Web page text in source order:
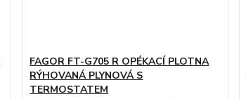
FAGOR FT-G705 R OPÉKACÍ PLOTNA
RÝHOVANÁ PLYNOVÁ S
TERMOSTATEM